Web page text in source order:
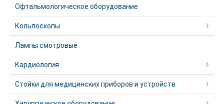
Офтальмологическое оборудование
Кольпоскопы
Лампы смотровые
Кардиология
Стойки для медицинских приборов и устройств